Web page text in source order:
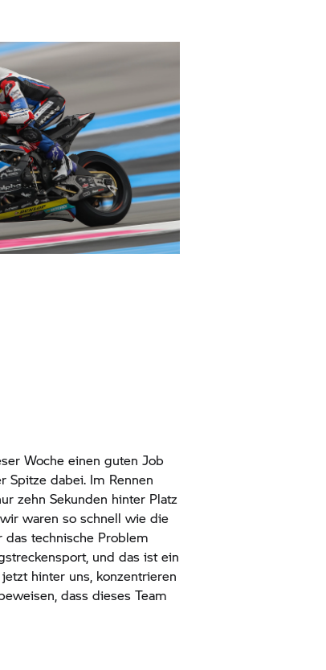
Woche einen guten Job
Spitze dabei. Im Rennen
zehn Sekunden hinter Platz
waren so schnell wie die
das technische Problem
und das ist ein
hinter uns, konzentrieren
dass dieses Team